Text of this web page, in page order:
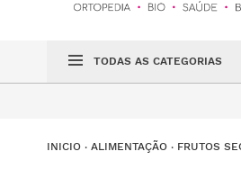
TODAS AS CATEGORIAS
ALIMENTAÇÃO FRUTOS